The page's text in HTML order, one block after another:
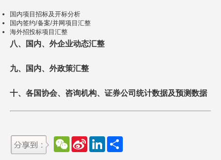
国内项目招标及开标分析
国内签约/备案/并网项目汇整
海外招投标项目汇整
八、国内、外企业动态汇整
九、国内、外政策汇整
十、各国协会、咨询机构、证券公司统计数据及预测数据
W
e
S
L